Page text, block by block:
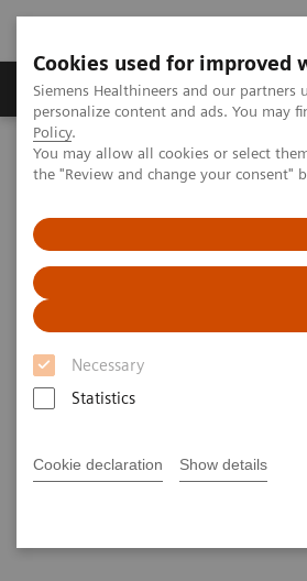
Cookies used for improved
Siemens Healthineers and our
personalize content and ads. You
Policy.
You may allow all cookies or select
the "Review and change your consent"
Necessary
Statistics
Cookie declaration Show details
Produits & services
Home Imagerie médicale
La gamme NAEOTOM Alpha
Ultra-high-spatial-resolution photon-
angiography of coronary artery disease
Ultra-high-spatial-
photon-counting
angiography of